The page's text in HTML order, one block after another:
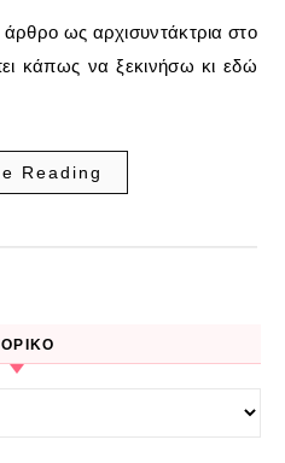
ως αρχισυντάκτρια στο
κάπως να ξεκινήσω κι εδώ
Reading